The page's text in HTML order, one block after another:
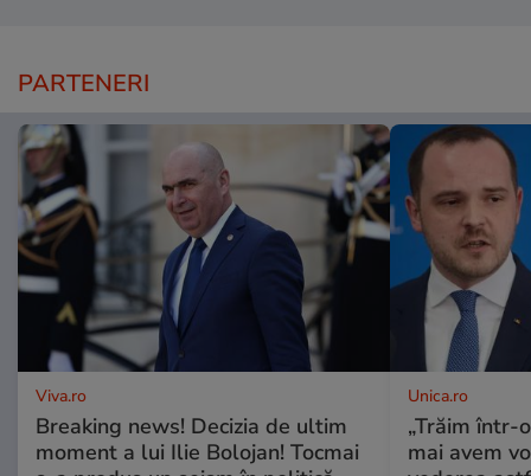
PARTENERI
Viva.ro
Breaking news! Decizia de ultim
moment a lui Ilie Bolojan! Tocmai
Unica.ro
„Trăim într-
mai avem